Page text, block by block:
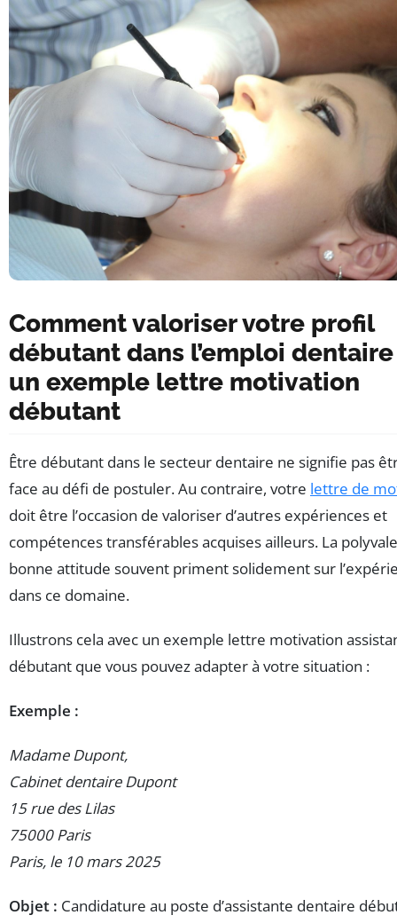
Comment valoriser votre profil
débutant dans l’emploi
un exemple lettre motivation
débutant
Être débutant dans le secteur dentaire ne signifie pas
face au défi de postuler. Au contraire, votre lettre de
doit être l’occasion de valoriser d’autres expériences et
compétences transférables acquises ailleurs. La
bonne attitude souvent priment solidement sur
dans ce domaine.
Illustrons cela avec un exemple lettre motivation
débutant que vous pouvez adapter à votre situation :
Exemple :
Madame Dupont,
Cabinet dentaire Dupont
15 rue des Lilas
75000 Paris
Paris, le 10 mars 2025
Objet : Candidature au poste d’assistante dentaire